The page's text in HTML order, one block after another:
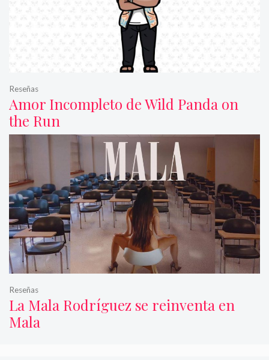
Amor Incompleto de Wild Panda on
the Run
Reseñas
La Mala Rodríguez se reinventa en
Mala
Reseñas